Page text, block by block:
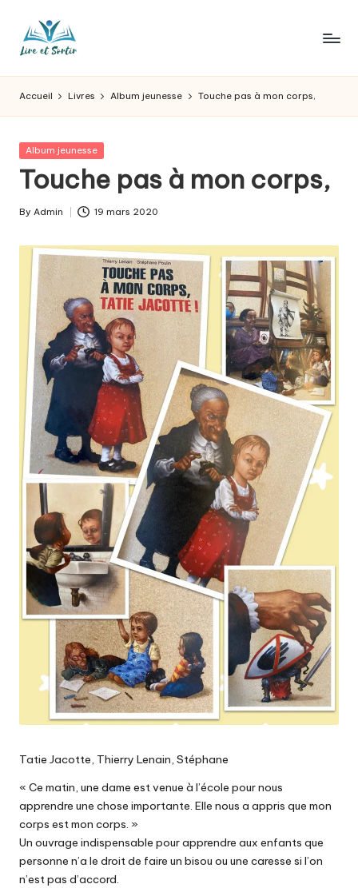
L
ir
e
e
t
s
o
t
ir
pour
les
goûts,
des
pour
les
jours.
Accueil Livres Album jeunesse Touche pas à mon corps,
Posted
Album jeunesse
Touche pas à mon corps,
Posted
By Admin 19 mars 2020
Tatie Jacotte, Thierry Lenain, Stéphane
« Ce matin, une dame est venue à l’école pour nous
apprendre une chose importante. Elle nous a appris que mon
corps est mon corps. »
Un ouvrage indispensable pour apprendre aux enfants que
personne n’a le droit de faire un bisou ou une caresse si l’on
n’est pas d’accord.